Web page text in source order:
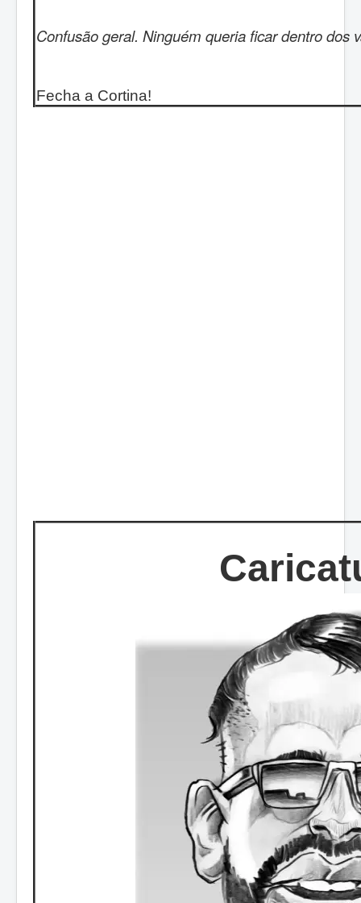
Confusão geral. Ninguém queria ficar dentro dos
Fecha a Cortina!